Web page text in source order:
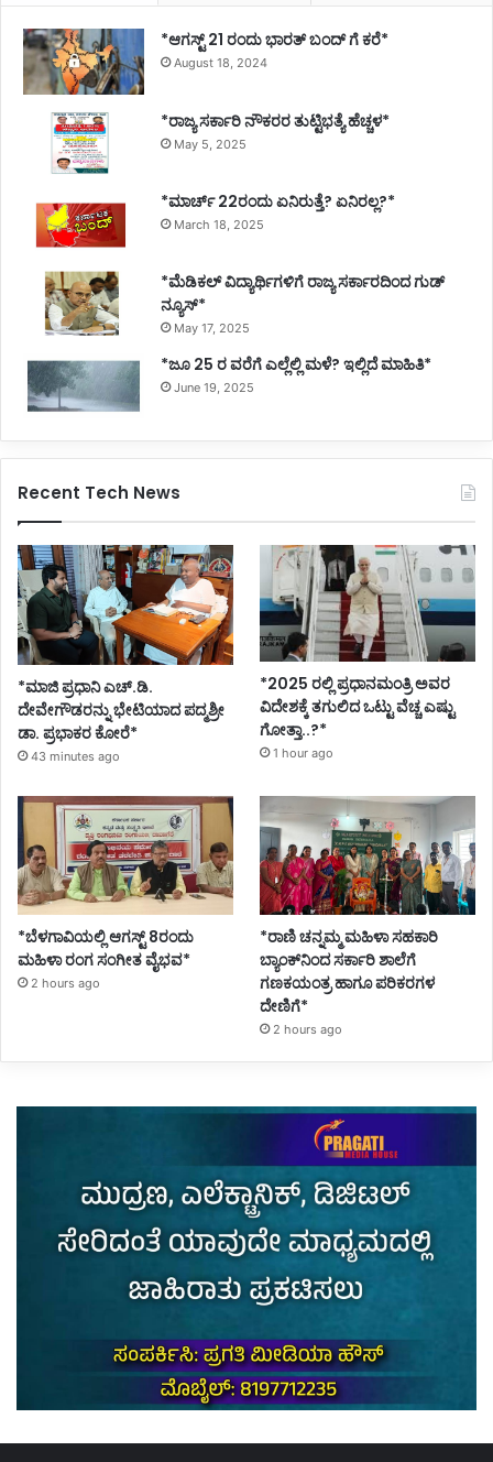
*ಆಗಸ್ಟ್ 21 ರಂದು ಭಾರತ್‌ ಬಂದ್‌ ಗೆ ಕರೆ*
August 18, 2024
*ರಾಜ್ಯ ಸರ್ಕಾರಿ ನೌಕರರ ತುಟ್ಟಿಭತ್ಯೆ ಹೆಚ್ಚಳ*
May 5, 2025
*ಮಾರ್ಚ್ 22ರಂದು ಏನಿರುತ್ತೆ? ಏನಿರಲ್ಲ?*
March 18, 2025
*ಮೆಡಿಕಲ್ ವಿದ್ಯಾರ್ಥಿಗಳಿಗೆ ರಾಜ್ಯ ಸರ್ಕಾರದಿಂದ ಗುಡ್
ನ್ಯೂಸ್*
May 17, 2025
*ಜೂ 25 ರ ವರೆಗೆ ಎಲ್ಲೆಲ್ಲಿ ಮಳೆ? ಇಲ್ಲಿದೆ ಮಾಹಿತಿ*
June 19, 2025
Recent Tech News
*ಮಾಜಿ ಪ್ರಧಾನಿ ಎಚ್.ಡಿ.
ದೇವೇಗೌಡರನ್ನು ಭೇಟಿಯಾದ ಪದ್ಮಶ್ರೀ
ಡಾ. ಪ್ರಭಾಕರ ಕೋರೆ*
43 minutes ago
*2025 ರಲ್ಲಿ ಪ್ರಧಾನಮಂತ್ರಿ ಅವರ
ವಿದೇಶಕ್ಕೆ ತಗುಲಿದ ಒಟ್ಟು ವೆಚ್ಚ ಎಷ್ಟು
ಗೋತ್ತಾ..?*
1 hour ago
*ಬೆಳಗಾವಿಯಲ್ಲಿ ಆಗಸ್ಟ್ 8ರಂದು
ಮಹಿಳಾ ರಂಗ ಸಂಗೀತ ವೈಭವ*
2 hours ago
*ರಾಣಿ ಚನ್ನಮ್ಮ ಮಹಿಳಾ ಸಹಕಾರಿ
ಬ್ಯಾಂಕ್‌ನಿಂದ ಸರ್ಕಾರಿ ಶಾಲೆಗೆ
ಗಣಕಯಂತ್ರ ಹಾಗೂ ಪರಿಕರಗಳ
ದೇಣಿಗೆ*
2 hours ago